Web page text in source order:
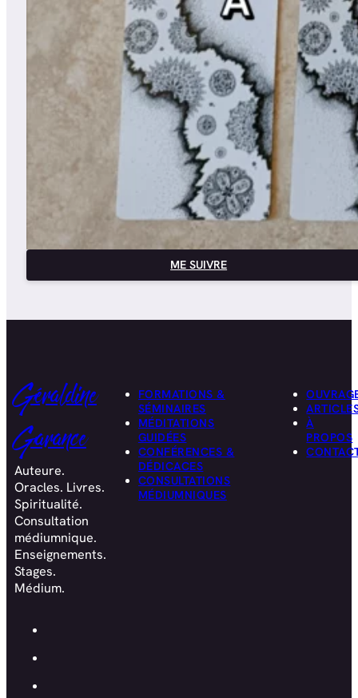
ME SUIVRE
Géraldine
Garance
Auteure.
Oracles. Livres.
Spiritualité.
Consultation
médiumnique.
Enseignements.
Stages.
Médium.
FORMATIONS &
SÉMINAIRES
MÉDITATIONS
GUIDÉES
CONFÉRENCES &
DÉDICACES
CONSULTATIONS
MÉDIUMNIQUES
À
PROPOS